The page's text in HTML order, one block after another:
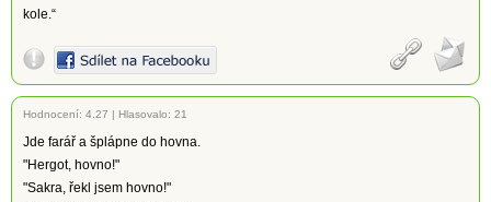
kole.“
Hodnocení: 4.27 | Hlasovalo: 21
Jde farář a šplápne do hovna.
"Hergot, hovno!"
"Sakra, řekl jsem hovno!"